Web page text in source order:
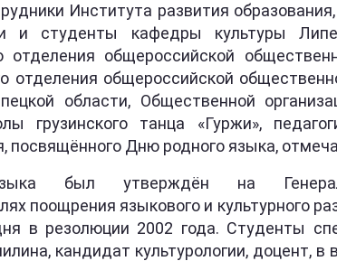
Института развития
и студенты кафедры культуры
отделения общероссийской
отделения общероссийской
области, Общественной
грузинского танца «Гуржи»,
посвящённого Дню родного языка,
был утверждён на
поощрения языкового и культурного
в резолюции 2002 года. Студенты
кандидат культурологии, доцент,